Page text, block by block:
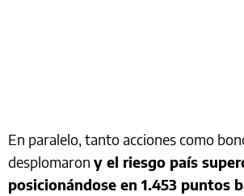
En paralelo, tanto acciones como
desplomaron y el riesgo país
posicionándose en 1.453 puntos